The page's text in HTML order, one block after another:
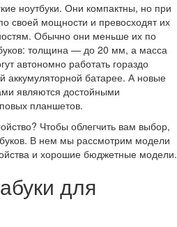
ноутбуки. Они компактны, но при
своей мощности и превосходят их
Обычно они меньше их по
толщина — до 20 мм, а масса
автономно работать гораздо
аккумуляторной батарее. А новые
являются достойными
планшетов.
Чтобы облегчить вам выбор,
В нем мы рассмотрим модели
и хорошие бюджетные модели.
для